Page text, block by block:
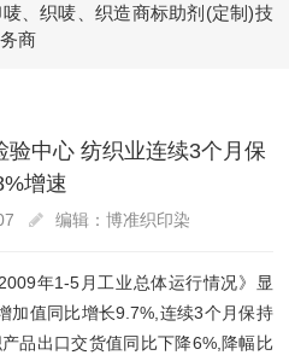
、织唛、织造商标助剂(定制)技
商
验中心 纺织业连续3个月保
增速
07 编辑：博准织印染
年1-5月工业总体运行情况》显
加值同比增长9.7%,连续3个月保持
品出口交货值同比下降6%,降幅比